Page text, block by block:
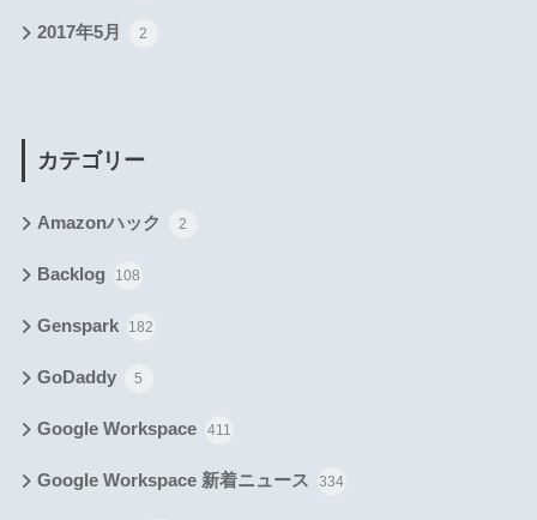
2017年5月 2
カテゴリー
Amazonハック 2
Backlog 108
Genspark 182
GoDaddy 5
Google Workspace 411
Google Workspace 新着ニュース 334